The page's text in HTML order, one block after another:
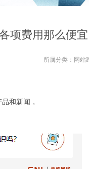
各项费用那么便
所属分类： 网站
和新闻，